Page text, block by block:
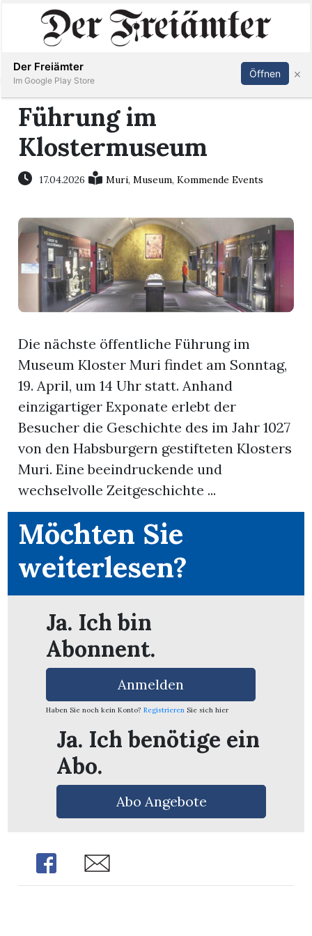
Immobilien
Veranstaltungen
Stellen
Paper
Newsletter
App
Inserieren Abonnieren Anmelden
Führung im
Klostermuseum
17.04.2026 Muri,Museum,Kommende Events
Die nächste öffentliche Führung im
Museum Kloster Muri findet am Sonntag,
19. April, um 14 Uhr statt. Anhand
einzigartiger Exponate erlebt der
Besucher die Geschichte des im Jahr 1027
von den Habsburgern gestifteten Klosters
Muri. Eine beeindruckende und
wechselvolle Zeitgeschichte ...
Möchten Sie
weiterlesen?
Ja. Ich bin
Abonnent.
Anmelden
Haben Sie noch kein Konto? Registrieren Sie sich hier
Ja. Ich benötige ein
Abo.
Abo Angebote
Share Share
Der Freiämter
Im Google Play Store
Öffnen ×